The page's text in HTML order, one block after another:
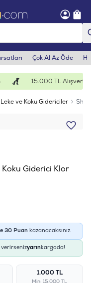
Çok Al Az Öde
15.000 TL Alışverişe
Leke ve Koku Gidericiler
Giderici Klor
30 Puan kazanacaksınız.
yarınkargoda!
1.000 TL
Min: 15.000 TL